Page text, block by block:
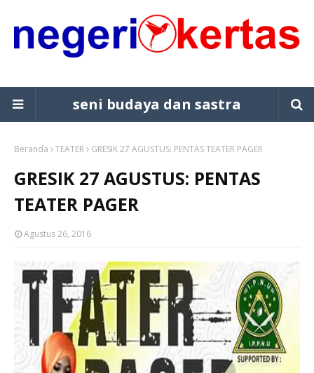
seni budaya dan sastra
Beranda TEATER GRESIK 27 AGUSTUS: PENTAS TEATER PAGER
GRESIK 27 AGUSTUS: PENTAS
TEATER PAGER
Agustus 26, 2016